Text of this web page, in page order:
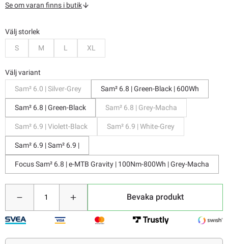
Se om varan finns i butik
Välj storlek
S
M L XL
Välj variant
Sam² 6.0 | Silver-Grey
Sam² 6.8 | Green-Black | 600Wh
Sam² 6.8 | Green-Black Sam² 6.8 | Grey-Macha
Sam² 6.9 | Violett-Black Sam² 6.9 | White-Grey
Sam² 6.9 | Sam² 6.9 |
Focus Sam² 6.8 | e-MTB Gravity | 100Nm-800Wh | Grey-Macha
Bevaka produkt